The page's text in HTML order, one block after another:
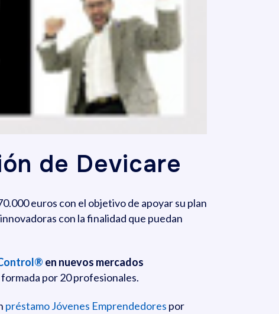
de Devicare
euros con el objetivo de apoyar su plan
con la finalidad que puedan
en nuevos mercados
por 20 profesionales.
préstamo Jóvenes Emprendedores por